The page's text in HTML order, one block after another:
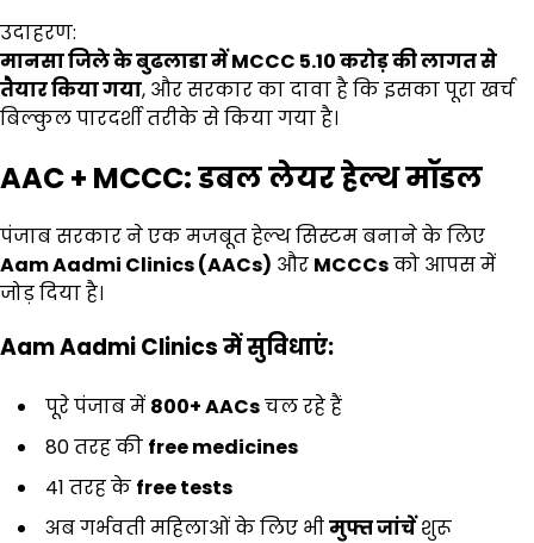
उदाहरण:
मानसा जिले के बुढलाडा मेंMCCC ₹5.10करोड़ की लागत से
तैयार किया गया, और सरकार का दावा है कि इसका पूरा खर्च
बिल्कुल पारदर्शी तरीके से किया गया है।
AAC + MCCC:डबल लेयर हेल्थ मॉडल
पंजाब सरकार ने एक मजबूत हेल्थ सिस्टम बनाने के लिए
Aam Aadmi Clinics (AACs) और MCCCsको आपस में
जोड़ दिया है।
Aam Aadmi Clinicsमें सुविधाएं:
पूरे पंजाब में 800+ AACsचल रहे हैं
80 तरह की free medicines
41 तरह के free tests
अब गर्भवती महिलाओं के लिए भीमुफ्त जांचेंशुरू